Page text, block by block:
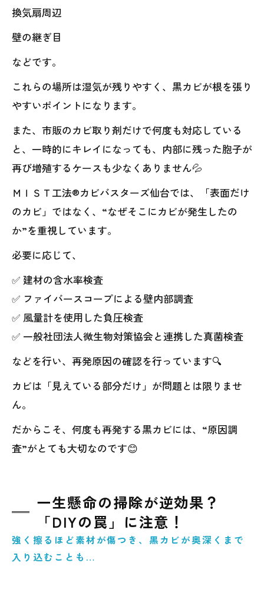
換気扇周辺
壁の継ぎ目
などです。
これらの場所は湿気が残りやすく、黒カビが根を張り
やすいポイントになります。
また、市販のカビ取り剤だけで何度も対応している
と、一時的にキレイになっても、内部に残った胞子が
再び増殖するケースも少なくありません💦
ＭＩＳＴ工法®カビバスターズ仙台では、「表面だけ
のカビ」ではなく、“なぜそこにカビが発生したの
か”を重視しています。
必要に応じて、
✅ 建材の含水率検査
✅ ファイバースコープによる壁内部調査
✅ 風量計を使用した負圧検査
✅ 一般社団法人微生物対策協会と連携した真菌検査
などを行い、再発原因の確認を行っています🔍
カビは「見えている部分だけ」が問題とは限りませ
ん。
だからこそ、何度も再発する黒カビには、“原因調
査”がとても大切なのです😊
一生懸命の掃除が逆効果？
「DIYの罠」に注意！
強く擦るほど素材が傷つき、黒カビが奥深くまで
入り込むことも…